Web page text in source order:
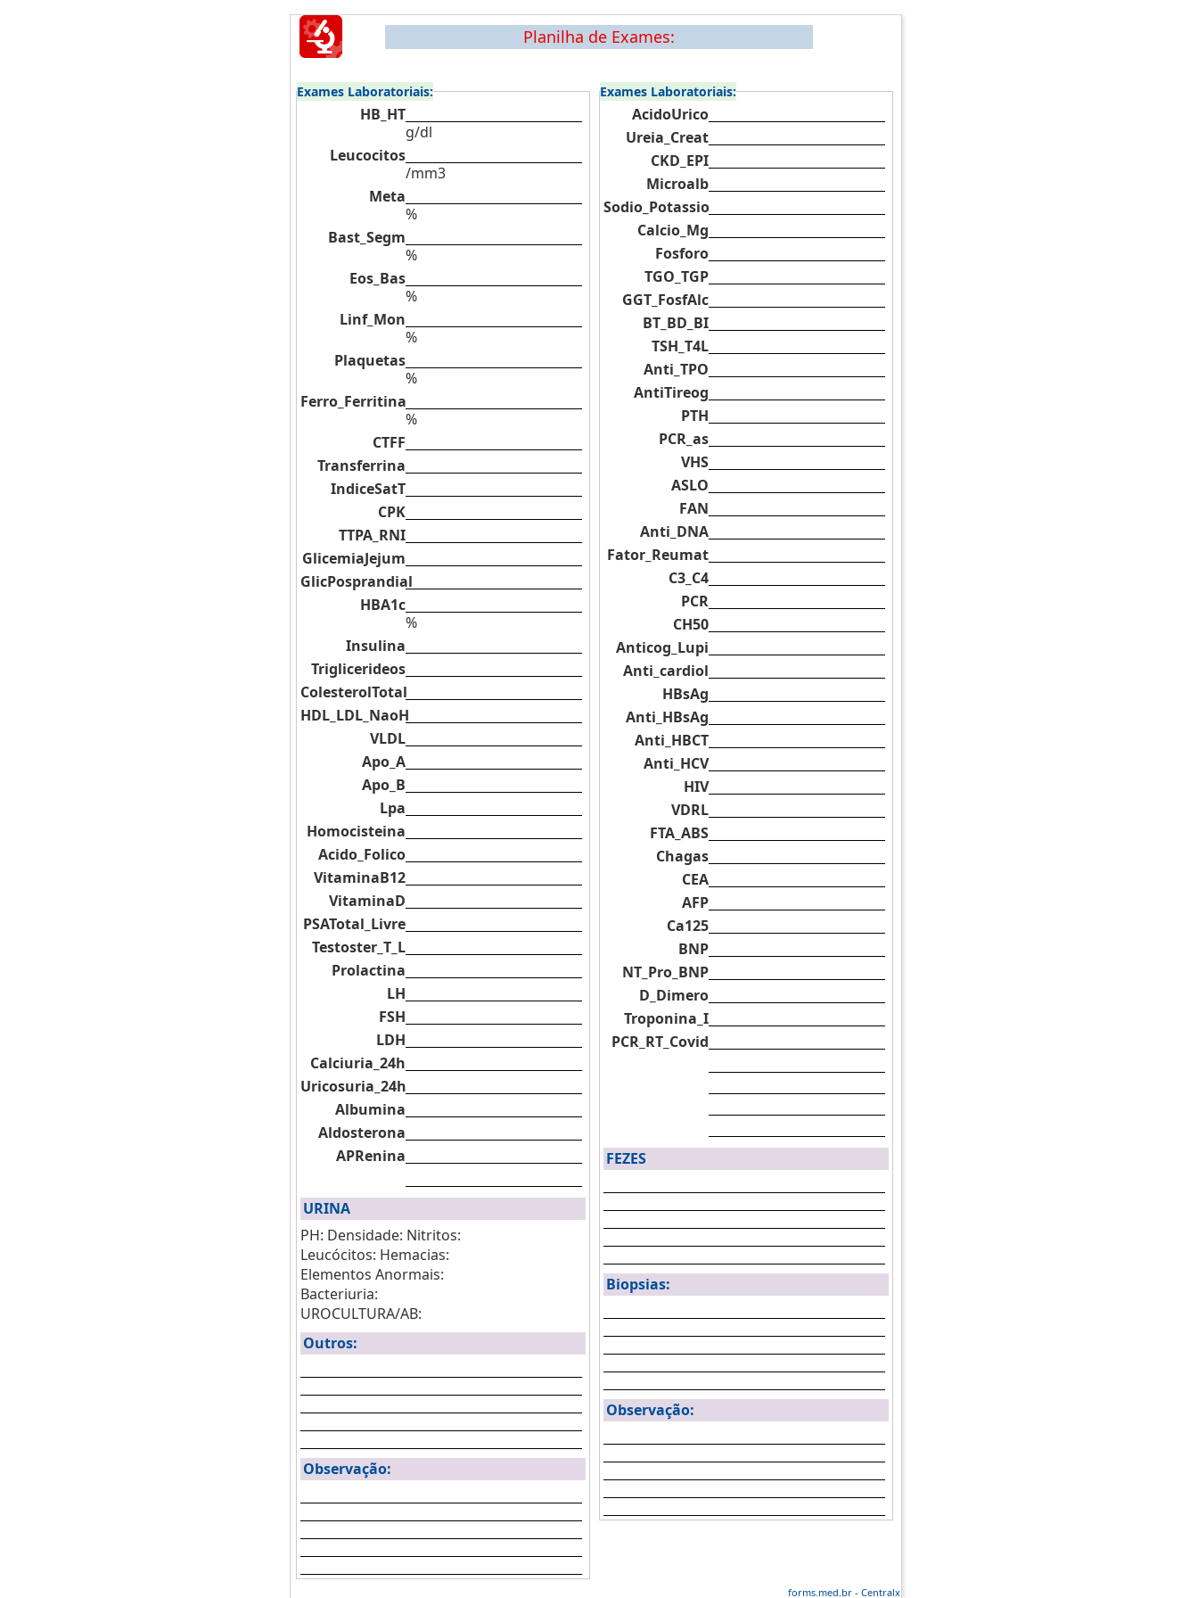
Planilha de Exames:
Exames Laboratoriais:
HB_HT
g/dl
Leucocitos
/mm3
Meta
%
Bast_Segm
%
Eos_Bas
%
Linf_Mon
%
Plaquetas
%
Ferro_Ferritina
%
CTFF
Transferrina
IndiceSatT
CPK
TTPA_RNI
GlicemiaJejum
GlicPosprandial
HBA1c
%
Insulina
Triglicerideos
ColesterolTotal
HDL_LDL_NaoH
VLDL
Apo_A
Apo_B
Lpa
Homocisteina
Acido_Folico
VitaminaB12
VitaminaD
PSATotal_Livre
Testoster_T_L
Prolactina
LH
FSH
LDH
Calciuria_24h
Uricosuria_24h
Albumina
Aldosterona
APRenina
URINA
PH: Densidade: Nitritos:
Leucócitos: Hemacias:
Elementos Anormais:
Bacteriuria:
UROCULTURA/AB:
Outros:
Observação:
Exames Laboratoriais:
AcidoUrico
Ureia_Creat
CKD_EPI
Microalb
Sodio_Potassio
Calcio_Mg
Fosforo
TGO_TGP
GGT_FosfAlc
BT_BD_BI
TSH_T4L
Anti_TPO
AntiTireog
PTH
PCR_as
VHS
ASLO
FAN
Anti_DNA
Fator_Reumat
C3_C4
PCR
CH50
Anticog_Lupi
Anti_cardiol
HBsAg
Anti_HBsAg
Anti_HBCT
Anti_HCV
HIV
VDRL
FTA_ABS
Chagas
CEA
AFP
Ca125
BNP
NT_Pro_BNP
D_Dimero
Troponina_I
PCR_RT_Covid
FEZES
Biopsias:
Observação:
forms.med.br - Centralx